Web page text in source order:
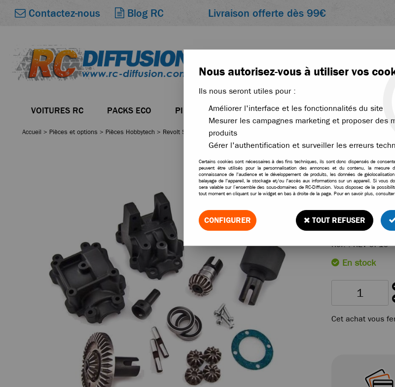
Contactez-nous Blog RC Livraison offerte dès 99€
VOITURES RC PACKS ECO PIÈCES ACCESSOIRES ÉLECTRONIQUE
Accueil > Pièces et options > Pièces Hobbytech > Revolt Survolt BXR >Hobbytech kit de conversion de différentiel à pignons
Hobbytech
2
49,90
Réf. :REV-OP19
En stock
Cet achat vous
Nous autorisez-vous à utiliser vos
Ils nous seront utiles pour :
Améliorer l'interface et les fonctionnalités du site
Mesurer les campagnes marketing et proposer des
produits
Gérer l'authentification et surveiller les erreurs
Certains cookies sont nécessaires à des fins techniques, ils sont donc dispensés de
peuvent être utilisés pour la personnalisation des annonces et du contenu, la mesure
connaissance de l'audience et le développement de produits, les données de
balayage de l'appareil, le stockage et/ou l'accès aux informations sur un appareil. Si vous
sera valable sur l’ensemble des sous-domaines de RC-Diffusion. Vous disposez de la
tout moment en cliquant sur le widget en bas à droite de la page. Pour en savoir plus,
CONFIGURER TOUT REFUSER